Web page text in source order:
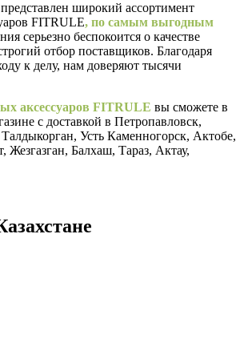
представлен широкий ассортимент
FITRULE, по самым выгодным
серьезно беспокоится о качестве
отбор поставщиков. Благодаря
к делу, нам доверяют тысячи
аксессуаров FITRULE вы сможете в
с доставкой в Петропавловск,
Усть Каменногорск, Актобе,
Балхаш, Тараз, Актау,